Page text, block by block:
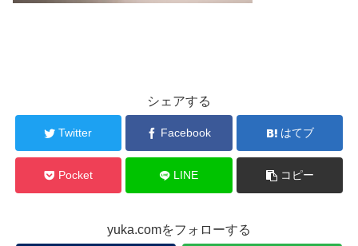
シェアする
Twitter Facebook はてブ
Pocket LINE コピー
yuka.comをフォローする